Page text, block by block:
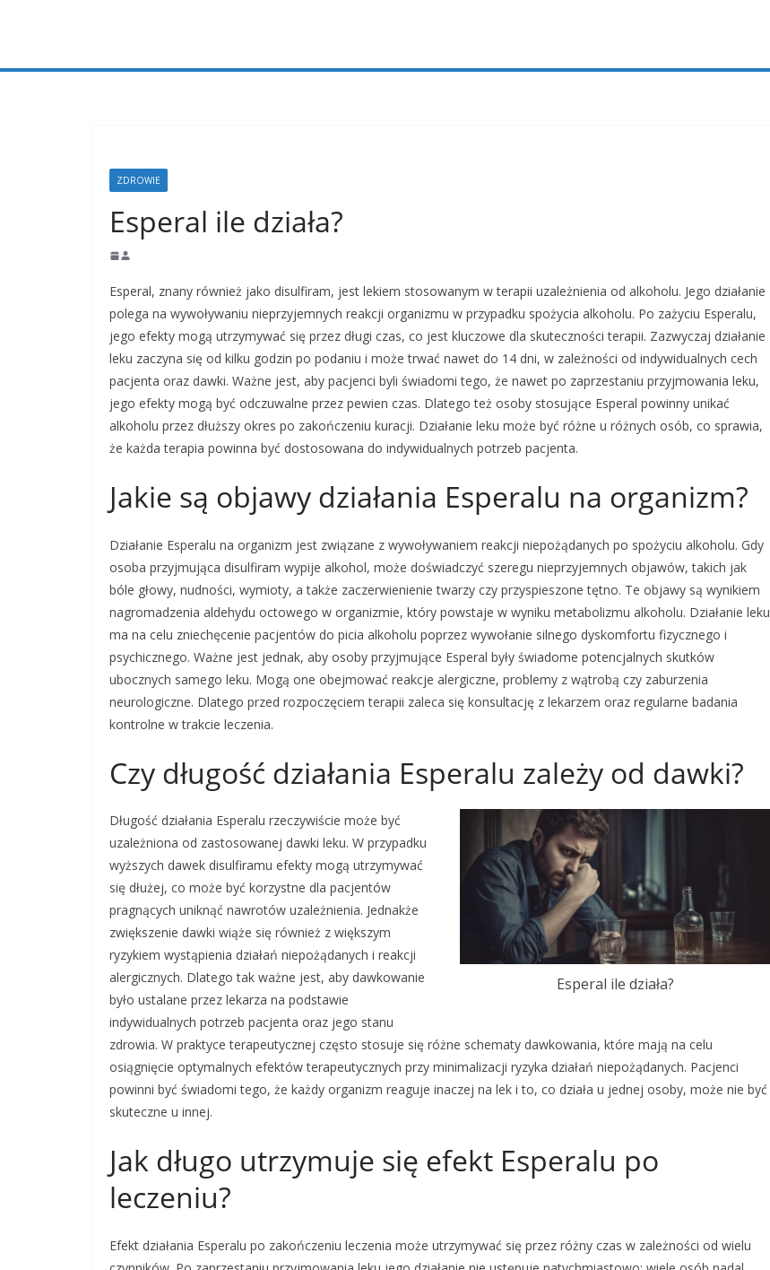
ZDROWIE
Esperal ile działa?
Esperal, znany również jako disulfiram, jest lekiem stosowanym w terapii uzależnienia od alkoholu. Jego działanie
polega na wywoływaniu nieprzyjemnych reakcji organizmu w przypadku spożycia alkoholu. Po zażyciu Esperalu,
jego efekty mogą utrzymywać się przez długi czas, co jest kluczowe dla skuteczności terapii. Zazwyczaj działanie
leku zaczyna się od kilku godzin po podaniu i może trwać nawet do 14 dni, w zależności od indywidualnych cech
pacjenta oraz dawki. Ważne jest, aby pacjenci byli świadomi tego, że nawet po zaprzestaniu przyjmowania leku,
jego efekty mogą być odczuwalne przez pewien czas. Dlatego też osoby stosujące Esperal powinny unikać
alkoholu przez dłuższy okres po zakończeniu kuracji. Działanie leku może być różne u różnych osób, co sprawia,
że każda terapia powinna być dostosowana do indywidualnych potrzeb pacjenta.
Jakie są objawy działania Esperalu na organizm?
Działanie Esperalu na organizm jest związane z wywoływaniem reakcji niepożądanych po spożyciu alkoholu. Gdy
osoba przyjmująca disulfiram wypije alkohol, może doświadczyć szeregu nieprzyjemnych objawów, takich jak
bóle głowy, nudności, wymioty, a także zaczerwienienie twarzy czy przyspieszone tętno. Te objawy są wynikiem
nagromadzenia aldehydu octowego w organizmie, który powstaje w wyniku metabolizmu alkoholu. Działanie leku
ma na celu zniechęcenie pacjentów do picia alkoholu poprzez wywołanie silnego dyskomfortu fizycznego i
psychicznego. Ważne jest jednak, aby osoby przyjmujące Esperal były świadome potencjalnych skutków
ubocznych samego leku. Mogą one obejmować reakcje alergiczne, problemy z wątrobą czy zaburzenia
neurologiczne. Dlatego przed rozpoczęciem terapii zaleca się konsultację z lekarzem oraz regularne badania
kontrolne w trakcie leczenia.
Czy długość działania Esperalu zależy od dawki?
Esperal ile działa?
Długość działania Esperalu rzeczywiście może być
uzależniona od zastosowanej dawki leku. W przypadku
wyższych dawek disulfiramu efekty mogą utrzymywać
się dłużej, co może być korzystne dla pacjentów
pragnących uniknąć nawrotów uzależnienia. Jednakże
zwiększenie dawki wiąże się również z większym
ryzykiem wystąpienia działań niepożądanych i reakcji
alergicznych. Dlatego tak ważne jest, aby dawkowanie
było ustalane przez lekarza na podstawie
indywidualnych potrzeb pacjenta oraz jego stanu
zdrowia. W praktyce terapeutycznej często stosuje się różne schematy dawkowania, które mają na celu
osiągnięcie optymalnych efektów terapeutycznych przy minimalizacji ryzyka działań niepożądanych. Pacjenci
powinni być świadomi tego, że każdy organizm reaguje inaczej na lek i to, co działa u jednej osoby, może nie być
skuteczne u innej.
Jak długo utrzymuje się efekt Esperalu po
leczeniu?
Efekt działania Esperalu po zakończeniu leczenia może utrzymywać się przez różny czas w zależności od wielu